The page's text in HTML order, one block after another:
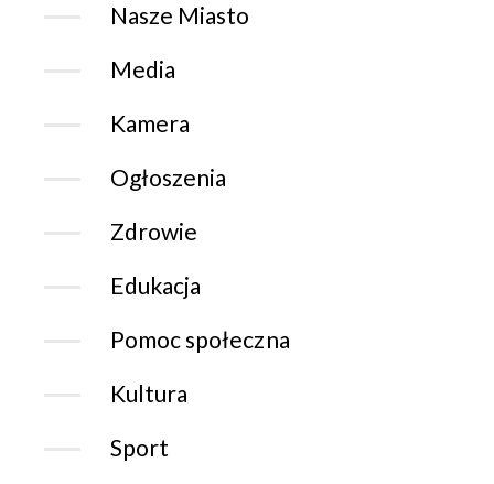
Nasze Miasto
Media
Kamera
Ogłoszenia
Zdrowie
Edukacja
Pomoc społeczna
Kultura
Sport